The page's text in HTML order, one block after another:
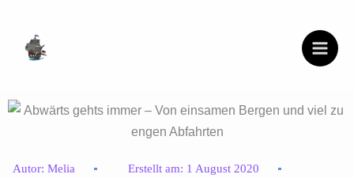
springen
Autor: Melia Erstellt am: 1 August 2020